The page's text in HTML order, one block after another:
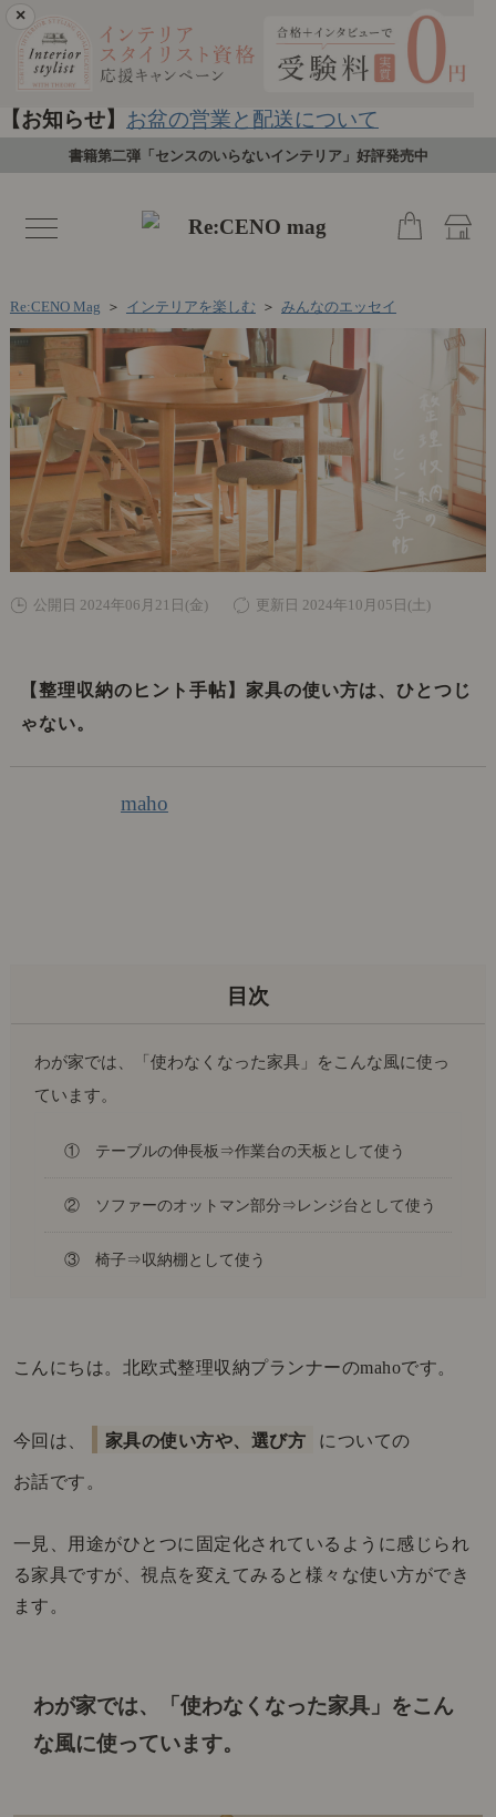
×
【お知らせ】 お盆の営業と配送について
書籍第二弾「センスのいらないインテリア」好評発売中
toggle
navigation
Re:CENO Mag ＞ インテリアを楽しむ ＞ みんなのエッセイ
公開日 2024年06月21日(金) 更新日 2024年10月05日(土)
【整理収納のヒント手帖】家具の使い方は、ひとつじ
ゃない。
maho
こんにちは。北欧式整理収納プランナーのmahoです。
今回は、 家具の使い方や、選び方 についての
お話です。
一見、用途がひとつに固定化されているように感じられ
る家具ですが、視点を変えてみると様々な使い方ができ
ます。
わが家では、「使わなくなった家具」をこん
な風に使っています。
わが家では、「使わなくなった家具」をこんな風に使っ
ています。
① テーブルの伸長板⇒作業台の天板として使う
② ソファーのオットマン部分⇒レンジ台として使う
③ 椅子⇒収納棚として使う